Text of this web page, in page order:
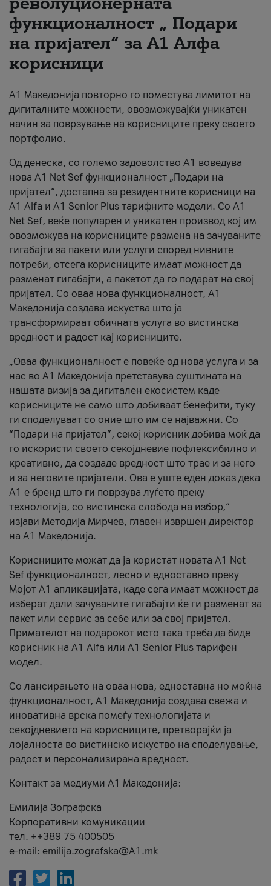
За нас
#ПодобарОнлајн
функционалност „ Подари
на пријател“ за А1 Алфа
корисници
А1 Македонија повторно го поместува лимитот на
дигиталните можности, овозможувајќи уникатен
начин за поврзување на корисниците преку своето
портфолио.
Од денеска, со големо задоволство А1 воведува
нова A1 Net Sef функционалност „Подари на
пријател“, достапна за резидентните корисници на
А1 Alfa и A1 Senior Plus тарифните модели. Со A1
Net Sef, веќе популарен и уникатен производ кој им
овозможува на корисниците размена на зачуваните
гигабајти за пакети или услуги според нивните
потреби, отсега корисниците имаат можност да
разменат гигабајти, а пакетот да го подарат на свој
пријател. Со оваа нова функционалност, А1
Македонија создава искуства што ја
трансформираат обичната услуга во вистинска
вредност и радост кај корисниците.
„Оваа функционалност е повеќе од нова услуга и за
нас во А1 Македонија претставува суштината на
нашата визија за дигитален екосистем каде
корисниците не само што добиваат бенефити, туку
ги споделуваат со оние што им се најважни. Со
“Подари на пријател”, секој корисник добива моќ да
го искористи своето секојдневие пофлексибилно и
креативно, да создаде вредност што трае и за него
и за неговите пријатели. Ова е уште еден доказ дека
А1 е бренд што ги поврзува луѓето преку
технологија, со вистинска слобода на избор,“
изјави Методија Мирчев, главен извршен директор
на А1 Македонија.
Корисниците можат да ја користат новата А1 Net
Sef функционалност, лесно и едноставно преку
Мојот А1 апликацијата, каде сега имаат можност да
изберат дали зачуваните гигабајти ќе ги разменат за
пакет или сервис за себе или за свој пријател.
Примателот на подарокот исто така треба да биде
корисник на А1 Alfa или A1 Senior Plus тарифен
модел.
Со лансирањето на оваа нова, едноставна но моќна
функционалност, А1 Македонија создава свежа и
иновативна врска помеѓу технологијата и
секојдневието на корисниците, претворајќи ја
лојалноста во вистинско искуство на споделување,
радост и персонализирана вредност.
Контакт за медиуми А1 Македонија:
Емилија Зографска
Корпоративни комуникации
тел. ++389 75 400505
e-mail: emilija.zografska@A1.mk